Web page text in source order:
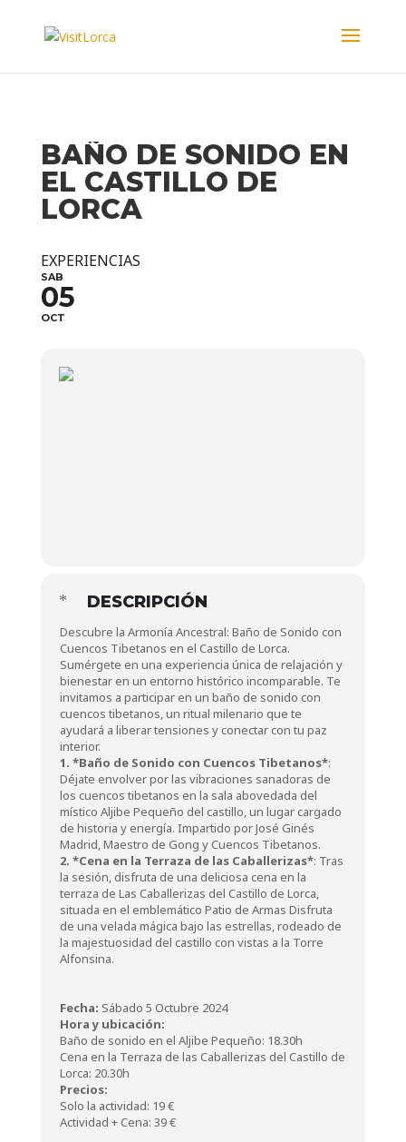
BAÑO DE SONIDO EN
EL CASTILLO DE
LORCA
EXPERIENCIAS
SAB
05
OCT
DESCRIPCIÓN
Descubre la Armonía Ancestral: Baño de Sonido con
Cuencos Tibetanos en el Castillo de Lorca.
Sumérgete en una experiencia única de relajación y
bienestar en un entorno histórico incomparable. Te
invitamos a participar en un baño de sonido con
cuencos tibetanos, un ritual milenario que te
ayudará a liberar tensiones y conectar con tu paz
interior.
1. *Baño de Sonido con Cuencos Tibetanos*:
Déjate envolver por las vibraciones sanadoras de
los cuencos tibetanos en la sala abovedada del
místico Aljibe Pequeño del castillo, un lugar cargado
de historia y energía. Impartido por José Ginés
Madrid, Maestro de Gong y Cuencos Tibetanos.
2. *Cena en la Terraza de las Caballerizas*: Tras
la sesión, disfruta de una deliciosa cena en la
terraza de Las Caballerizas del Castillo de Lorca,
situada en el emblemático Patio de Armas Disfruta
de una velada mágica bajo las estrellas, rodeado de
la majestuosidad del castillo con vistas a la Torre
Alfonsina.
Fecha: Sábado 5 Octubre 2024
Hora y ubicación:
Baño de sonido en el Aljibe Pequeño: 18.30h
Cena en la Terraza de las Caballerizas del Castillo de
Lorca: 20.30h
Precios:
Solo la actividad: 19 €
Actividad + Cena: 39 €